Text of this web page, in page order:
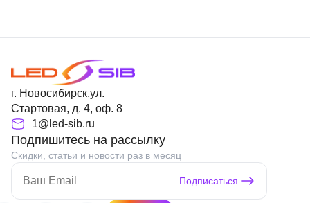
г. Новосибирск,ул.
Стартовая, д. 4, оф. 8
1@led-sib.ru
Подпишитесь на рассылку
Скидки, статьи и новости раз в месяц
Подписаться